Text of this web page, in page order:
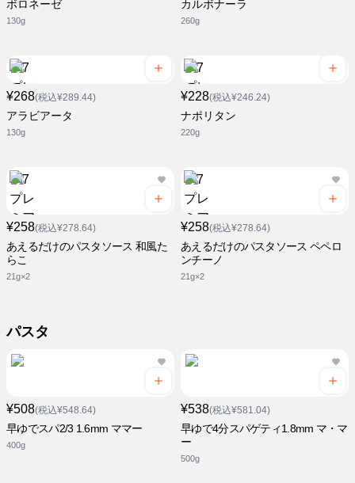
ボロネーゼ
130g
カルボナーラ
260g
¥268(税込¥289.44)
アラビアータ
130g
¥228(税込¥246.24)
ナポリタン
220g
¥258(税込¥278.64)
あえるだけのパスタソース 和風た
らこ
21g×2
¥258(税込¥278.64)
あえるだけのパスタソース ペペロ
ンチーノ
21g×2
パスタ
¥508(税込¥548.64)
早ゆでスパ2/3 1.6mm ママー
400g
¥538(税込¥581.04)
早ゆで4分スパゲティ1.8mm マ・マ
ー
500g